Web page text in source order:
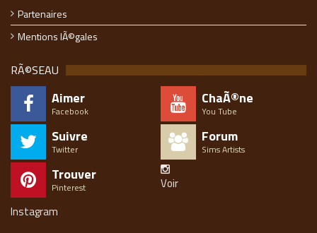
Partenaires
Mentions lÃ©gales
RÃ©SEAU
Aimer
Facebook
ChaÃ®ne
You Tube
Suivre
Twitter
Forum
Sims Artists
Trouver
Pinterest
Voir
Instagram